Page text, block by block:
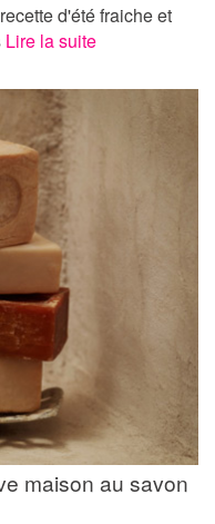
d'été fraiche et
Lire la suite
maison au savon